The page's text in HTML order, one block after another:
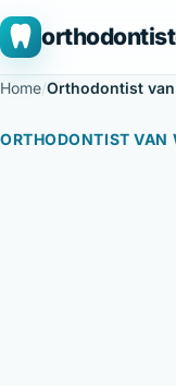
Home/Orthodontist
ORTHODONTIST VAN